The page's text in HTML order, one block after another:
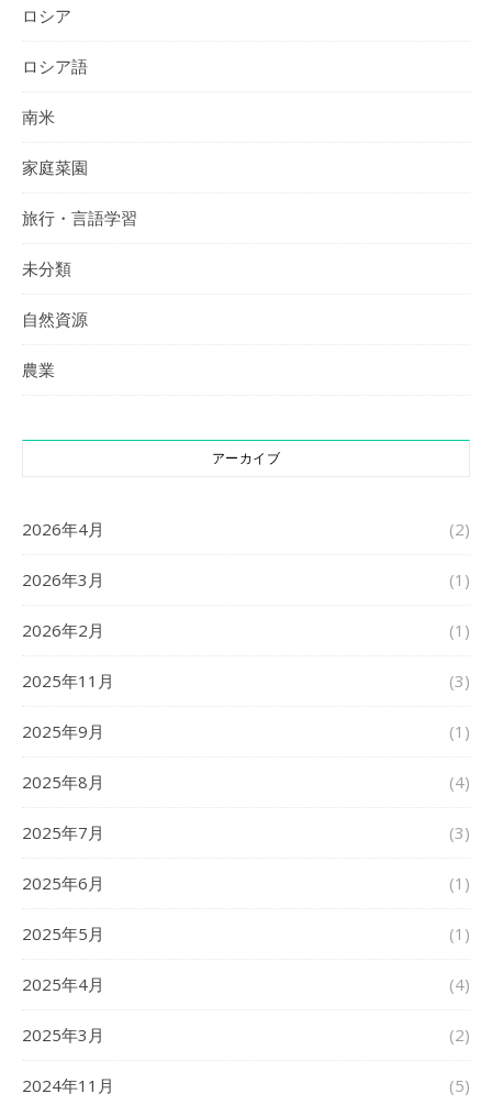
ロシア
ロシア語
南米
家庭菜園
旅行・言語学習
未分類
自然資源
農業
アーカイブ
2026年4月 (2)
2026年3月 (1)
2026年2月 (1)
2025年11月 (3)
2025年9月 (1)
2025年8月 (4)
2025年7月 (3)
2025年6月 (1)
2025年5月 (1)
2025年4月 (4)
2025年3月 (2)
2024年11月 (5)